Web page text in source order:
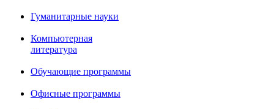
Гуманитарные науки
Компьютерная
литература
Обучающие программы
Офисные программы